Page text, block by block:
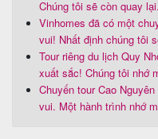
Chúng tôi sẽ còn quay lại.
Vinhomes đã có một
vui! Nhất định chúng tôi
Tour riêng du lịch Quy
xuất sắc! Chúng tôi nhớ
Chuyến tour Cao
vui. Một hành trình nhớ